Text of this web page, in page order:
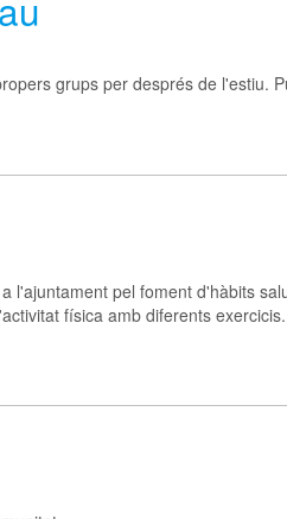
grups per després de l'estiu.
pel foment d'hàbits
física amb diferents